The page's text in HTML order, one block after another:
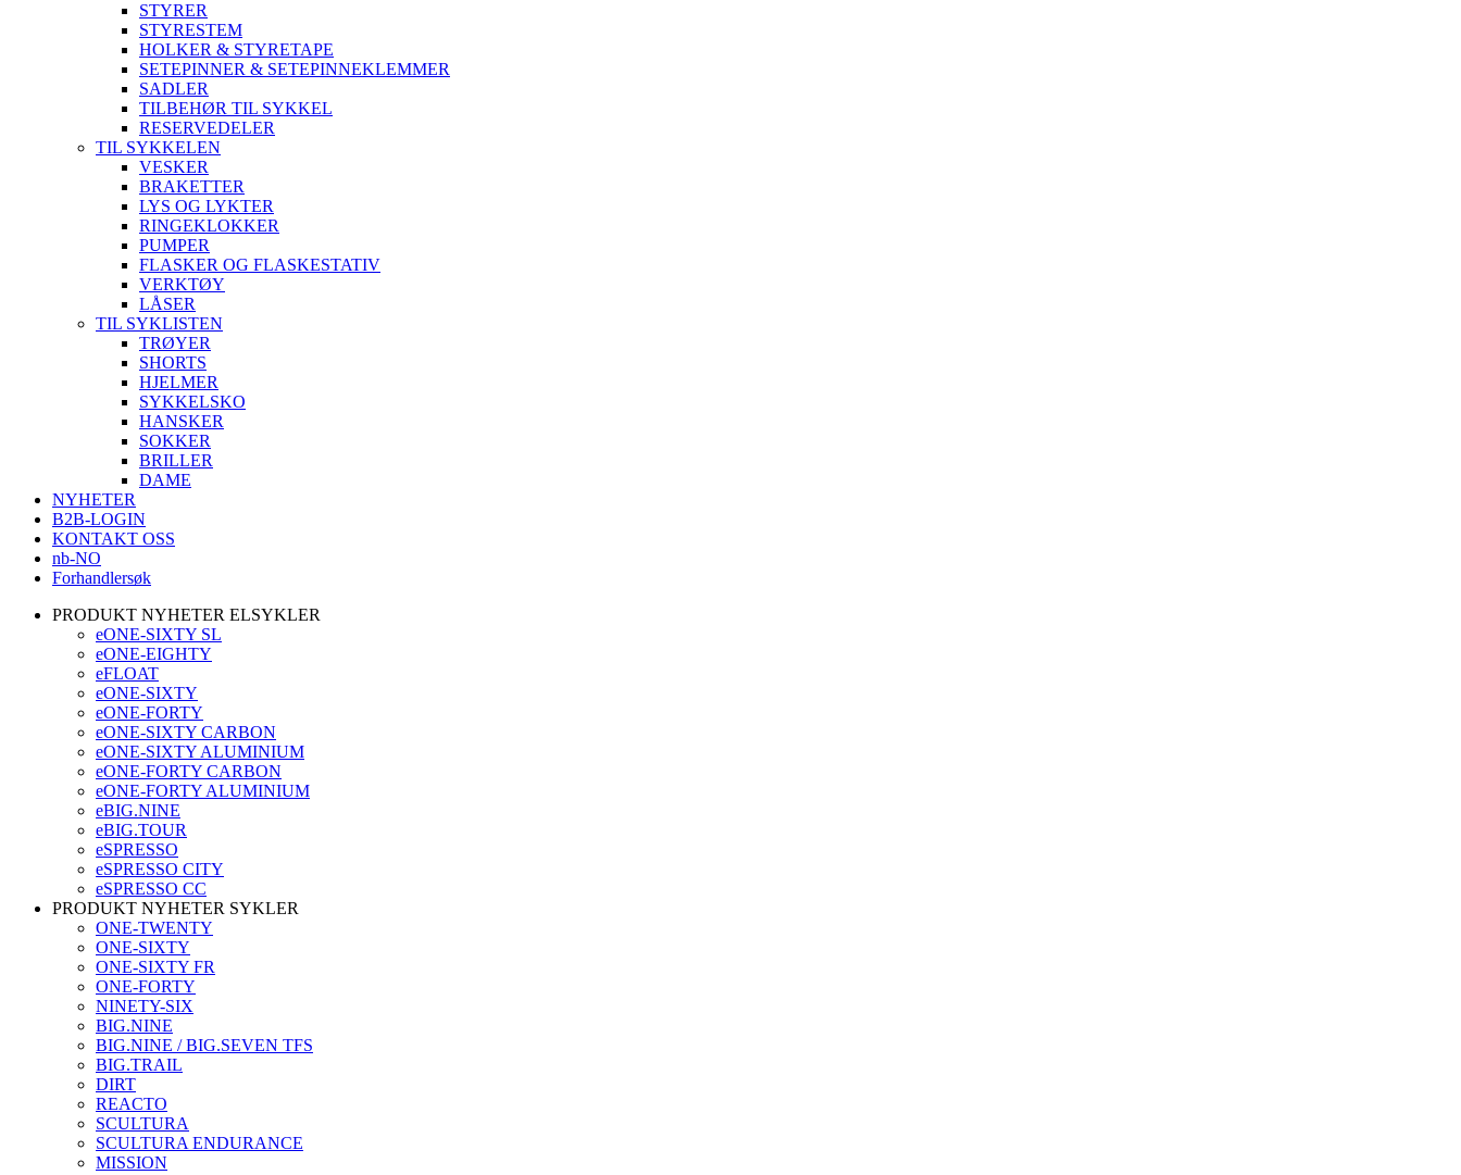
STYRER
STYRESTEM
HOLKER & STYRETAPE
SETEPINNER & SETEPINNEKLEMMER
SADLER
TILBEHØR TIL SYKKEL
RESERVEDELER
TIL SYKKELEN
VESKER
BRAKETTER
LYS OG LYKTER
RINGEKLOKKER
PUMPER
FLASKER OG FLASKESTATIV
VERKTØY
LÅSER
TIL SYKLISTEN
TRØYER
SHORTS
HJELMER
SYKKELSKO
HANSKER
SOKKER
BRILLER
DAME
NYHETER
B2B-LOGIN
KONTAKT OSS
nb-NO
Forhandlersøk
PRODUKT NYHETER ELSYKLER
eONE-SIXTY SL
eONE-EIGHTY
eFLOAT
eONE-SIXTY
eONE-FORTY
eONE-SIXTY CARBON
eONE-SIXTY ALUMINIUM
eONE-FORTY CARBON
eONE-FORTY ALUMINIUM
eBIG.NINE
eBIG.TOUR
eSPRESSO
eSPRESSO CITY
eSPRESSO CC
PRODUKT NYHETER SYKLER
ONE-TWENTY
ONE-SIXTY
ONE-SIXTY FR
ONE-FORTY
NINETY-SIX
BIG.NINE
BIG.NINE / BIG.SEVEN TFS
BIG.TRAIL
DIRT
REACTO
SCULTURA
SCULTURA ENDURANCE
MISSION